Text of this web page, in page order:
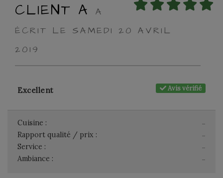
CLIENT A
A
ÉCRIT LE SAMEDI 20 AVRIL
2019
Avis vérifié
Excellent
-
Cuisine :
-
Rapport qualité / prix :
-
Service :
-
Ambiance :